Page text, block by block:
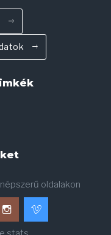
oldalakon